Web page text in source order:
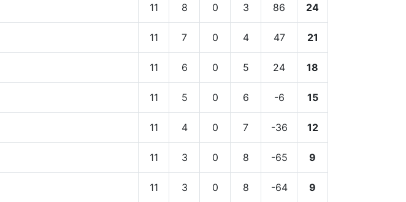
11 8 0 3 86 24
11 7 0 4 47 21
11 6 0 5 24 18
11 5 0 6 -6 15
11 4 0 7 -36 12
11 3 0 8 -65 9
11 3 0 8 -64 9